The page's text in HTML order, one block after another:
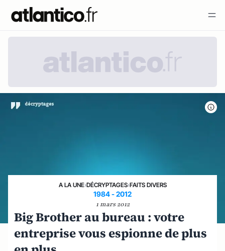
A LA UNE›DÉCRYPTAGES›FAITS DIVERS
1984 - 2012
1 mars 2012
Big Brother au bureau : votre
entreprise vous espionne de plus